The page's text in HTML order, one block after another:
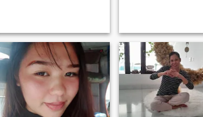
kvinner på dette nettstedet,
men jeg håper å finne noen
som ikke vil dømme meg på
grunn av utseendet mitt, men
av hvem jeg er som person.
Jeg liker å lage mat, jeg er
omsorgsfull og trofast.